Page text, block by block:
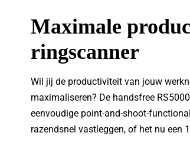
Maximale
ringscanner
Wil jij de productiviteit van jouw
maximaliseren? De handsfree
eenvoudige point-and-shoot-
razendsnel vastleggen, of het nu een